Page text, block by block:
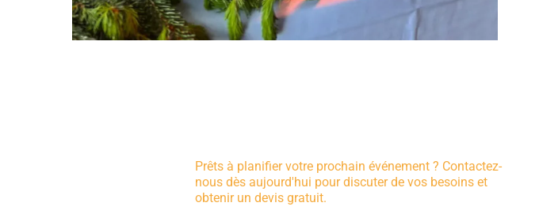
Prêts à planifier votre prochain événement ? Contactez-
nous dès aujourd'hui pour discuter de vos besoins et
obtenir un devis gratuit.